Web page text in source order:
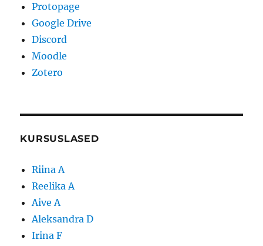
Protopage
Google Drive
Discord
Moodle
Zotero
KURSUSLASED
Riina A
Reelika A
Aive A
Aleksandra D
Irina F